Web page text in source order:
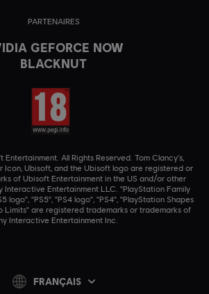
PARTENAIRES
GEFORCE NOW
BLACKNUT
All Rights Reserved. Tom Clancy’s,
Icon, Ubisoft, and the Ubisoft logo are registered or
of Ubisoft Entertainment in the US and/or other
Entertainment LLC. "PlayStation Family
logo", "PS5", "PS4 logo", "PS4", "PlayStation Shapes
Limits" are registered trademarks or trademarks of
Interactive Entertainment Inc.
FRANÇAIS